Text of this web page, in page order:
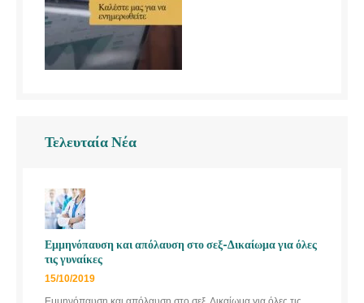
Τελευταία Νέα
Εμμηνόπαυση και απόλαυση στο σεξ-Δικαίωμα για όλες
τις γυναίκες
15/10/2019